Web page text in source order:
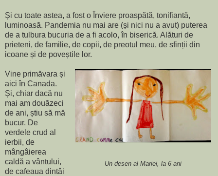
Și cu toate astea, a fost o Înviere proaspătă, tonifiantă,
luminoasă. Pandemia nu mai are (și nici nu a avut) puterea
de a tulbura bucuria de a fi acolo, în biserică. Alături de
prieteni, de familie, de copii, de preotul meu, de sfinții din
icoane și de poveștile lor.
Un desen al Mariei, la 6 ani
Vine primăvara și
aici în Canada.
Și, chiar dacă nu
mai am douăzeci
de ani, știu să mă
bucur. De
verdele crud al
ierbii, de
mângâierea
caldă a vântului,
de cafeaua dintâi